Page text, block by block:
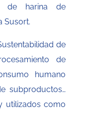
de harina de
Susort.
de
de
humano
subproductos…
utilizados como